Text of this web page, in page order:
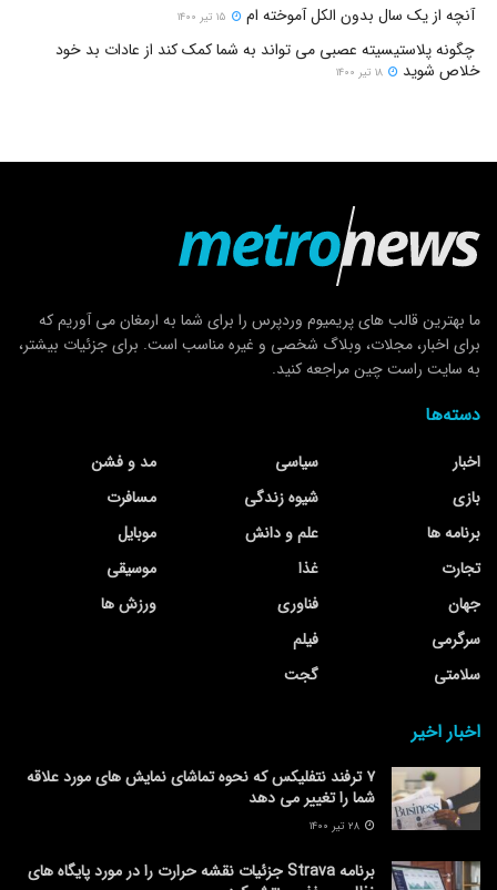
آنچه از یک سال بدون الکل آموخته ام
چگونه پلاستیسیته عصبی می تواند به شما کمک کند از عادات بد خود
خلاص شوید
ما بهترین قالب های پریمیوم وردپرس را برای شما به ارمغان می آوریم که
برای اخبار، مجلات، وبلاگ شخصی و غیره مناسب است. برای جزئیات بیشتر،
به سایت راست چین مراجعه کنید.
دسته‌ها
اخبار
بازی
برنامه ها
تجارت
جهان
سرگرمی
سلامتی
سیاسی
شیوه زندگی
علم و دانش
غذا
فناوری
فیلم
گجت
مد و فشن
مسافرت
موبایل
موسیقی
ورزش ها
اخبار اخیر
۷ ترفند نتفلیکس که نحوه تماشای نمایش های مورد علاقه
شما را تغییر می دهد
برنامه Strava جزئیات نقشه حرارت را در مورد پایگاه های